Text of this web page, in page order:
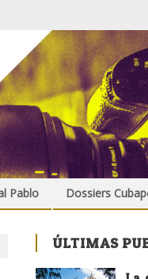
Pablo Dossiers
ÚLTIMAS